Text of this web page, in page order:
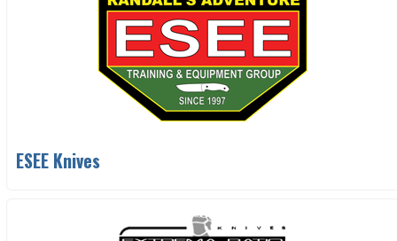
ESEE Knives